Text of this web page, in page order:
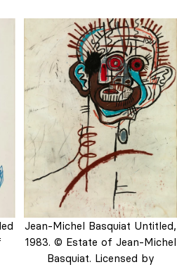
Jean-Michel Basquiat Untitled,
1983. © Estate of Jean-Michel
Basquiat. Licensed by